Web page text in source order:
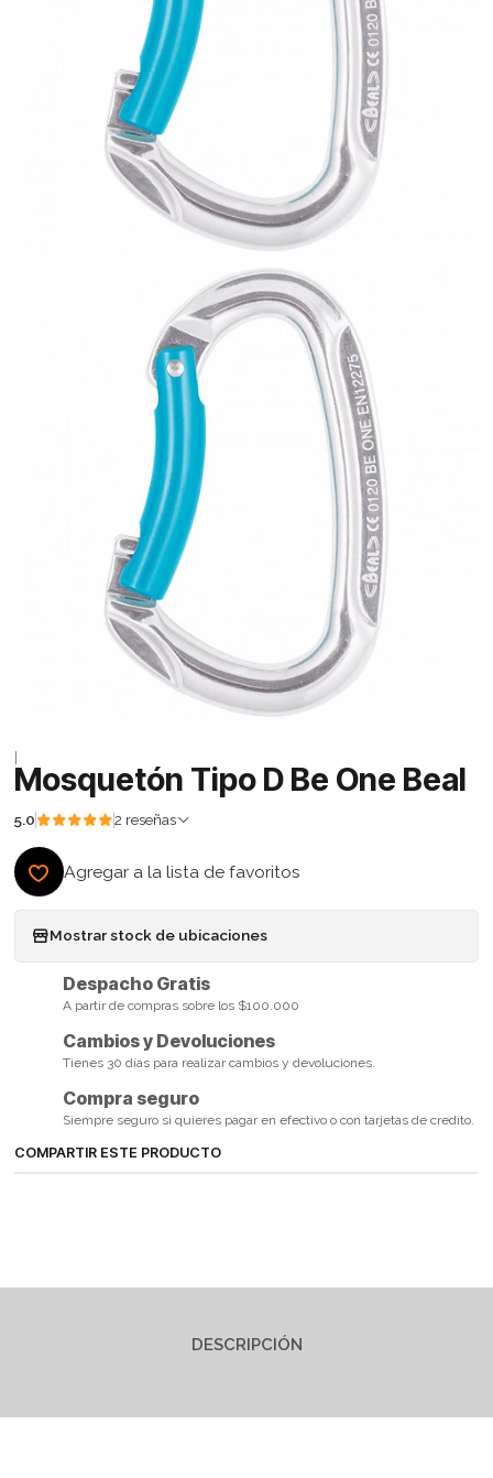
|
Mosquetón Tipo D Be One Beal
5.0 2 reseñas
Agregar a la lista de favoritos
Mostrar stock de ubicaciones
Despacho Gratis
A partir de compras sobre los $100.000
Cambios y Devoluciones
Tienes 30 días para realizar cambios y devoluciones.
Compra seguro
Siempre seguro si quieres pagar en efectivo o con tarjetas de credito.
COMPARTIR ESTE PRODUCTO
DESCRIPCIÓN